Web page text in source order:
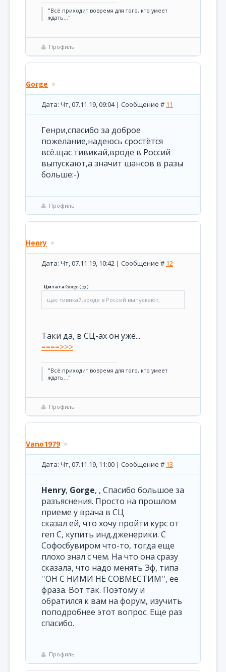
"Всё приходит вовремя для того, кто умеет
ждать..."
Профиль
Gorge
Дата: Чт, 07.11.19, 09:04 | Сообщение # 11
Генри,спасибо за доброе
пожелание,надеюсь сростётся
всё.щас тивикай,вроде в Россий
выпускают,а значит шансов в разы
больше:-)
Профиль
Henry
Дата: Чт, 07.11.19, 10:42 | Сообщение # 12
ЦитатаGorge ( )
щас тивикай,вроде в Россий выпускают,
Таки да, в СЦ-ах он уже...
====>>>
"Всё приходит вовремя для того, кто умеет
ждать..."
Профиль
Vano1979
Дата: Чт, 07.11.19, 11:00 | Сообщение # 13
Henry, Gorge, , Спасибо большое за
разъяснения. Просто на прошлом
приеме у врача в СЦ
сказал ей, что хочу пройти курс от
геп С, купить инд.дженерики. С
Софосбувиром что-то, тогда еще
плохо знал с чем. На что она сразу
сказала, что надо менять Эф, типа
''ОН С НИМИ НЕ СОВМЕСТИМ'', ее
фраза. Вот так. Поэтому и
обратился к вам на форум, изучить
поподробнее этот вопрос. Еще раз
спасибо.
Профиль